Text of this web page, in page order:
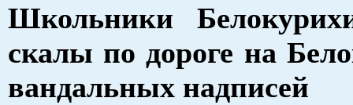
Школьники
скалы по дороге на
вандальных надписей